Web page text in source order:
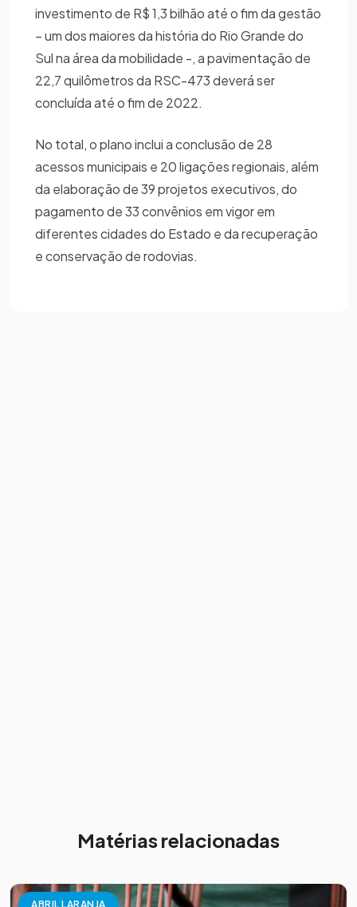
investimento de R$ 1,3 bilhão até o fim da gestão
– um dos maiores da história do Rio Grande do
Sul na área da mobilidade -, a pavimentação de
22,7 quilômetros da RSC-473 deverá ser
concluída até o fim de 2022.
No total, o plano inclui a conclusão de 28
acessos municipais e 20 ligações regionais, além
da elaboração de 39 projetos executivos, do
pagamento de 33 convênios em vigor em
diferentes cidades do Estado e da recuperação
e conservação de rodovias.
Matérias relacionadas
ABRIL LARANJA